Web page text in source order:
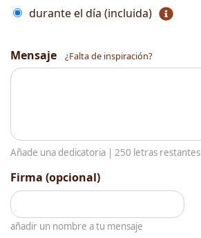
durante el día (incluida)
Mensaje ¿Falta de inspiración?
Añade una dedicatoria | 250 letras restantes
Firma (opcional)
añadir un nombre a tu mensaje